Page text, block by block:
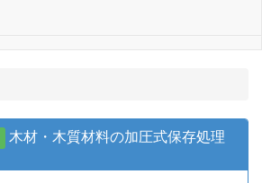
木材・木質材料の加圧式保存処理